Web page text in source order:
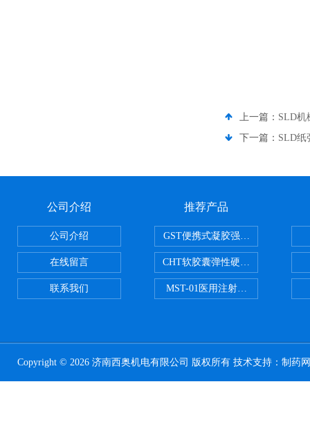
上一篇： SLD机
下一篇： SLD纸
公司介绍
公司介绍
在线留言
联系我们
推荐产品
GST便携式凝胶强度测定仪
CHT软胶囊弹性硬度测试仪
MST-01医用注射器测试仪
Copyright © 2026 济南西奥机电有限公司 版权所有 技术支持： 制药网